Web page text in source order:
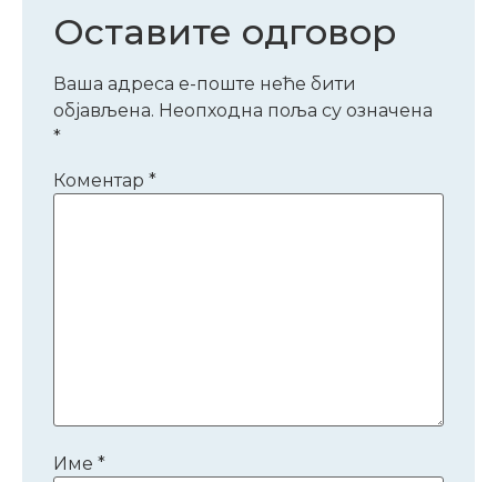
Оставите одговор
Ваша адреса е-поште неће бити
објављена. Неопходна поља су означена
*
Коментар *
Име *